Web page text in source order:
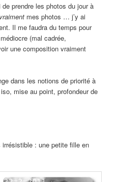
prendre les photos du jour à
vraiment mes photos … j’y ai
Il me faudra du temps pour
(mal cadrée,
une composition vraiment
dans les notions de priorité à
mise au point, profondeur de
: une petite fille en